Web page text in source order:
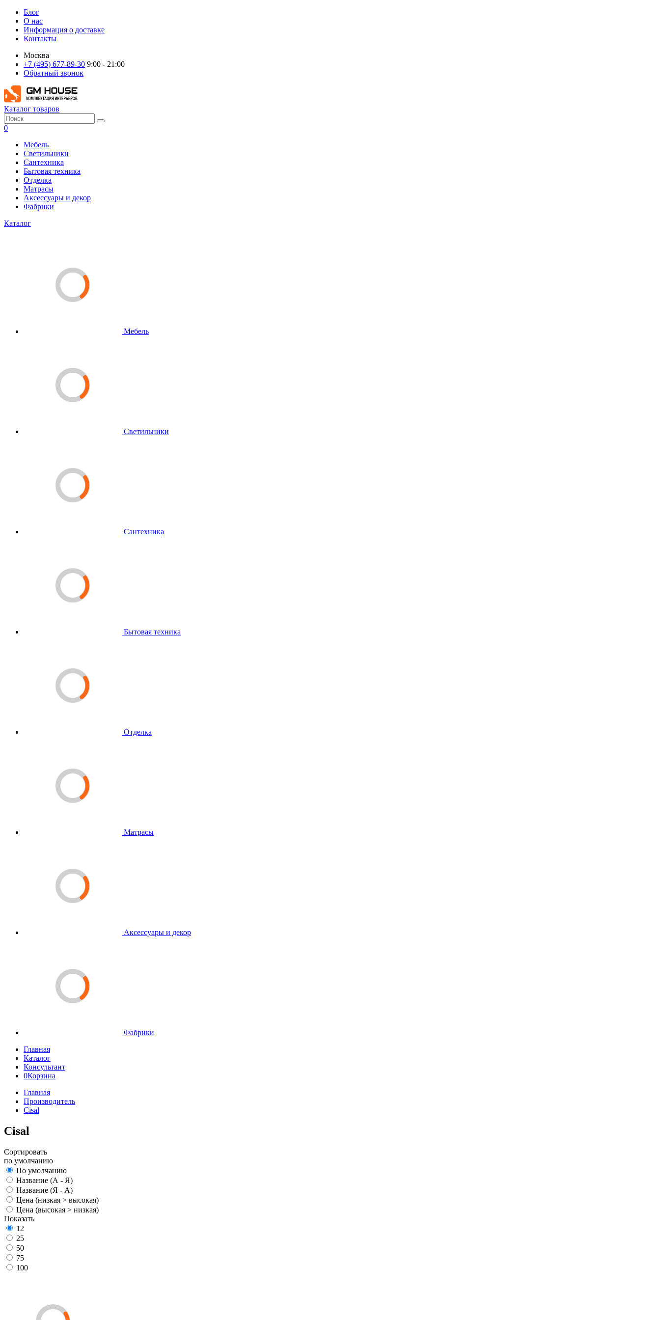
Блог
О нас
Информация о доставке
Контакты
Москва
+7 (495) 677-89-30 9:00 - 21:00
Обратный звонок
Каталог товаров
0
Мебель
Светильники
Сантехника
Бытовая техника
Отделка
Матрасы
Аксессуары и декор
Фабрики
Каталог
Мебель
Светильники
Сантехника
Бытовая техника
Отделка
Матрасы
Аксессуары и декор
Фабрики
Главная
Каталог
Консультант
0Корзина
Главная
Производитель
Cisal
Cisal
Сортировать
по умолчанию
По умолчанию
Название (А - Я)
Название (Я - А)
Цена (низкая > высокая)
Цена (высокая > низкая)
Показать
12
25
50
75
100